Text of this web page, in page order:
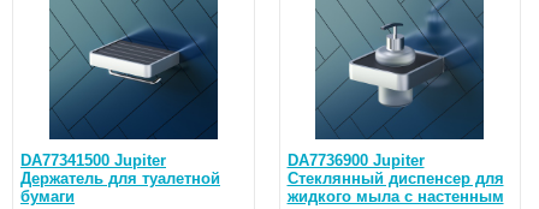
DA77341500 Jupiter
Держатель для туалетной
бумаги
DA7736900 Jupiter
Стеклянный диспенсер для
жидкого мыла с настенным